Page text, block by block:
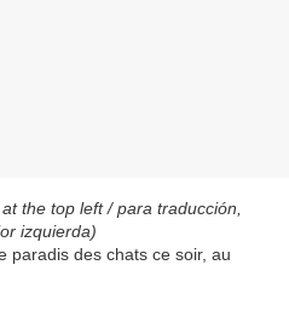
the top left / para traducción,
izquierda)
paradis des chats ce soir, au